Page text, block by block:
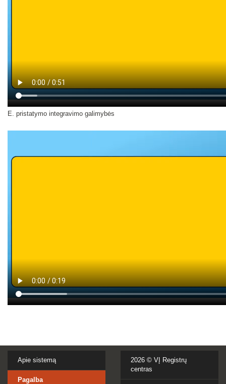
E. pristatymo integravimo galimybės
Apie sistemą
Pagalba
2026 © VĮ Registrų
centras